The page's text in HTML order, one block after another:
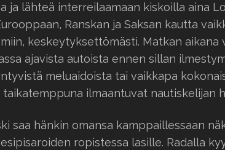
ja lähteä interreilaamaan kiskoilla aina
Ranskan ja Saksan kautta
keskeytyksettömästi. Matkan aikana
ajavista autoista ennen sillan
meluaidoista tai vaikkapa
taikatemppuna ilmaantuvat nautiskelijan
saa hänkin omansa kamppaillessaan
ropistessa lasille. Radalla